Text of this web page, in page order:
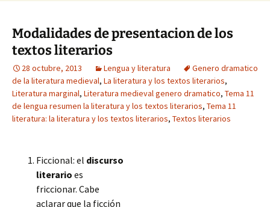
Modalidades de presentacion de los
textos literarios
28 octubre, 2013 Lengua y literatura
Genero dramatico
de la literatura medieval, La literatura y los textos literarios,
Literatura marginal, Literatura medieval genero dramatico, Tema 11
de lengua resumen la literatura y los textos literarios, Tema 11
literatura: la literatura y los textos literarios, Textos literarios
Ficcional: el discurso
literario es
friccionar. Cabe
aclarar que la ficción